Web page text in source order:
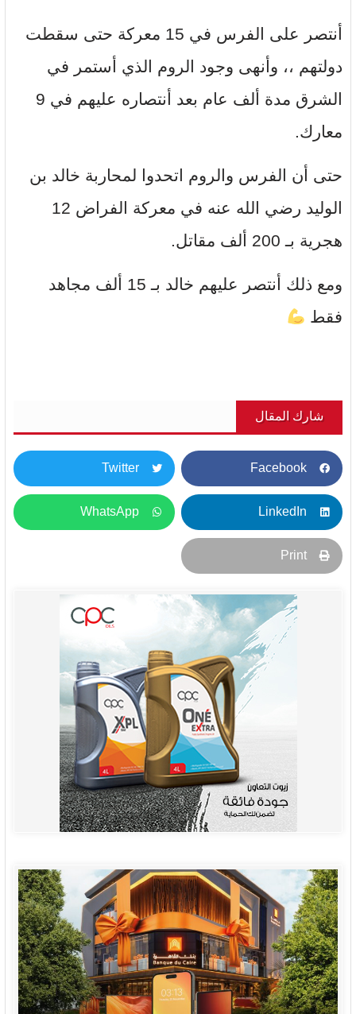
أنتصر على الفرس في 15 معركة حتى سقطت
دولتهم ،، وأنهى وجود الروم الذي أستمر في
الشرق مدة ألف عام بعد أنتصاره عليهم في 9
معارك.
حتى أن الفرس والروم اتحدوا لمحاربة خالد بن
الوليد رضي الله عنه في معركة الفراض 12
هجرية بـ 200 ألف مقاتل.
ومع ذلك أنتصر عليهم خالد بـ 15 ألف مجاهد
فقط
شارك المقال
Facebook
Twitter
LinkedIn
WhatsApp
Print